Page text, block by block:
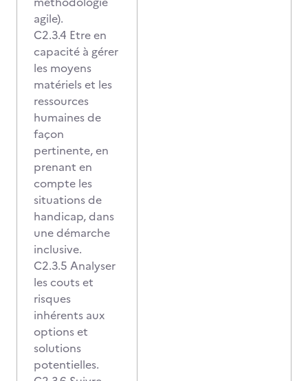
agile).
C2.3.4 Etre en
capacité à gérer
les moyens
matériels et les
ressources
humaines de
façon
pertinente, en
prenant en
compte les
situations de
handicap, dans
une démarche
inclusive.
C2.3.5 Analyser
les couts et
risques
inhérents aux
options et
solutions
potentielles.